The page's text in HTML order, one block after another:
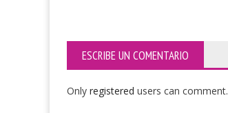
ESCRIBE UN COMENTARIO
Only registered users can comment.